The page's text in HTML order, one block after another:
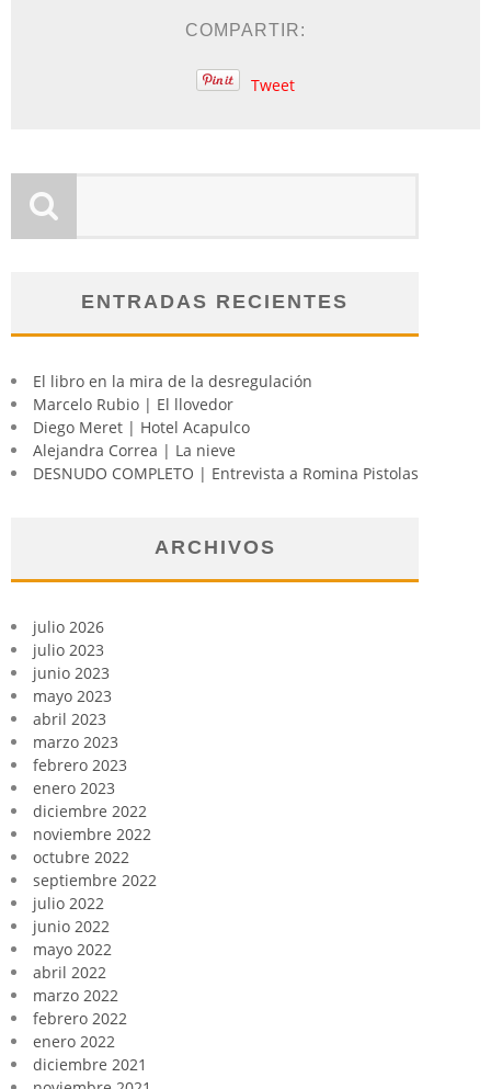
COMPARTIR:
Tweet
ENTRADAS RECIENTES
El libro en la mira de la desregulación
Marcelo Rubio | El llovedor
Diego Meret | Hotel Acapulco
Alejandra Correa | La nieve
DESNUDO COMPLETO | Entrevista a Romina Pistolas
ARCHIVOS
julio 2026
julio 2023
junio 2023
mayo 2023
abril 2023
marzo 2023
febrero 2023
enero 2023
diciembre 2022
noviembre 2022
octubre 2022
septiembre 2022
julio 2022
junio 2022
mayo 2022
abril 2022
marzo 2022
febrero 2022
enero 2022
diciembre 2021